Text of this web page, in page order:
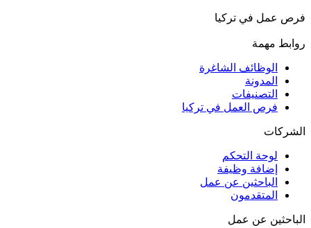
فرص عمل في تركيا
روابط مهمة
الوظائف الشاغرة
المدونة
التصنيفات
فرص العمل في تركيا
الشركات
لوحة التحكم
إضافة وظيفة
الباحثين عن عمل
المتقدمون
الباحثين عن عمل